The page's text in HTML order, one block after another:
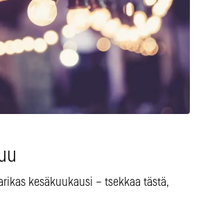
kesäkuukausi – tsekkaa tästä,